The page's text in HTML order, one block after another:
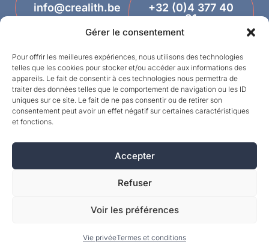
Gérer le consentement
Pour offrir les meilleures expériences, nous utilisons des technologies
telles que les cookies pour stocker et/ou accéder aux informations des
appareils. Le fait de consentir à ces technologies nous permettra de
traiter des données telles que le comportement de navigation ou les ID
uniques sur ce site. Le fait de ne pas consentir ou de retirer son
consentement peut avoir un effet négatif sur certaines caractéristiques
et fonctions.
Accepter
Refuser
Voir les préférences
Vie privéeTermes et conditions
info@crealith.be
+32 (0)4 377 40
81
©MPI 2026 – Crealith is een geregistreerd
handelsmerk van Mineral Products International
Designed by